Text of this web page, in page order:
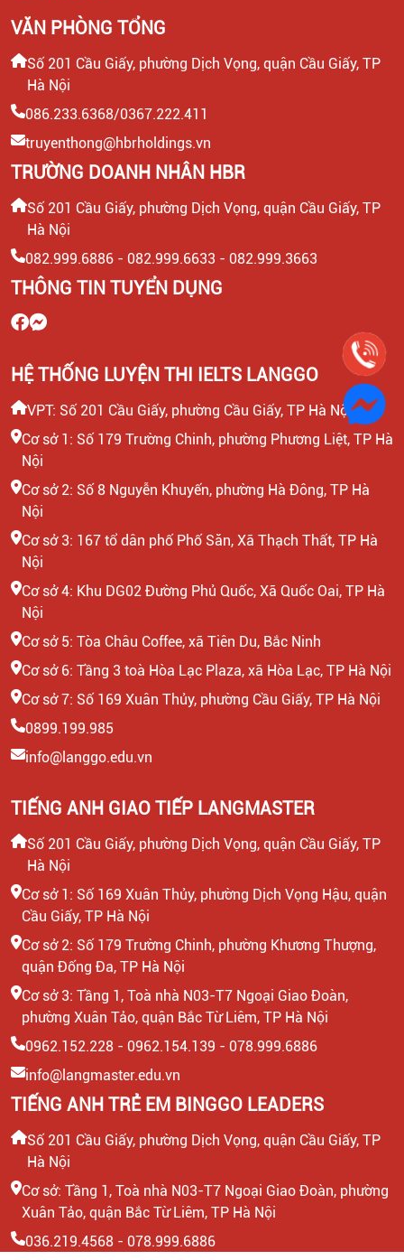
VĂN PHÒNG TỔNG
Số 201 Cầu Giấy, phường Dịch Vọng, quận Cầu Giấy, TP
Hà Nội
086.233.6368/0367.222.411
truyenthong@hbrholdings.vn
TRƯỜNG DOANH NHÂN HBR
Số 201 Cầu Giấy, phường Dịch Vọng, quận Cầu Giấy, TP
Hà Nội
082.999.6886 - 082.999.6633 - 082.999.3663
THÔNG TIN TUYỂN DỤNG
HỆ THỐNG LUYỆN THI IELTS LANGGO
VPT: Số 201 Cầu Giấy, phường Cầu Giấy, TP Hà Nội
Cơ sở 1: Số 179 Trường Chinh, phường Phương Liệt, TP Hà
Nội
Cơ sở 2: Số 8 Nguyễn Khuyến, phường Hà Đông, TP Hà
Nội
Cơ sở 3: 167 tổ dân phố Phố Săn, Xã Thạch Thất, TP Hà
Nội
Cơ sở 4: Khu DG02 Đường Phủ Quốc, Xã Quốc Oai, TP Hà
Nội
Cơ sở 5: Tòa Châu Coffee, xã Tiên Du, Bắc Ninh
Cơ sở 6: Tầng 3 toà Hòa Lạc Plaza, xã Hòa Lạc, TP Hà Nội
Cơ sở 7: Số 169 Xuân Thủy, phường Cầu Giấy, TP Hà Nội
0899.199.985
info@langgo.edu.vn
TIẾNG ANH GIAO TIẾP LANGMASTER
Số 201 Cầu Giấy, phường Dịch Vọng, quận Cầu Giấy, TP
Hà Nội
Cơ sở 1: Số 169 Xuân Thủy, phường Dịch Vọng Hậu, quận
Cầu Giấy, TP Hà Nội
Cơ sở 2: Số 179 Trường Chinh, phường Khương Thượng,
quận Đống Đa, TP Hà Nội
Cơ sở 3: Tầng 1, Toà nhà N03-T7 Ngoại Giao Đoàn,
phường Xuân Tảo, quận Bắc Từ Liêm, TP Hà Nội
0962.152.228 - 0962.154.139 - 078.999.6886
info@langmaster.edu.vn
TIẾNG ANH TRẺ EM BINGGO LEADERS
Số 201 Cầu Giấy, phường Dịch Vọng, quận Cầu Giấy, TP
Hà Nội
Cơ sở: Tầng 1, Toà nhà N03-T7 Ngoại Giao Đoàn, phường
Xuân Tảo, quận Bắc Từ Liêm, TP Hà Nội
036.219.4568 - 078.999.6886